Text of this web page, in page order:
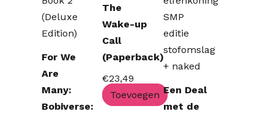
For We
Are
Many:
Bobiverse:
The
Wake-up
Call
(Paperback)
€23,49
Toevoegen Een Deal
met de